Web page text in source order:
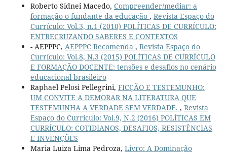
Roberto Sidnei Macedo, Compreender/mediar: a
formação o fundante da educação , Revista Espaço do
Currículo: Vol.3, n.1 (2010) POLÍTICAS DE CURRÍCULO:
ENTRECRUZANDO SABERES E CONTEXTOS
- AEPPPC, AEPPPC Recomenda , Revista Espaço do
Currículo: Vol.8, N.3 (2015) POLÍTICAS DE CURRÍCULO
E FORMAÇÃO DOCENTE: tensões e desafios no cenário
educacional brasileiro
Raphael Pelosi Pellegrini, FICÇÃO E TESTEMUNHO:
UM CONVITE A DEMORAR NA LITERATURA QUE
TESTEMUNHA A VERDADE SEM VERDADE. , Revista
Espaço do Currículo: Vol.9, N.2 (2016) POLÍTICAS EM
CURRÍCULO: COTIDIANOS, DESAFIOS, RESISTÊNCIAS
E INVENÇÕES
Maria Luiza Lima Pedroza, Livro: A Dominação